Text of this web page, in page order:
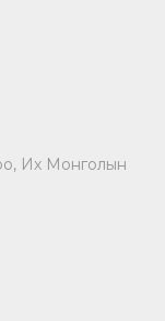
Их Монголын